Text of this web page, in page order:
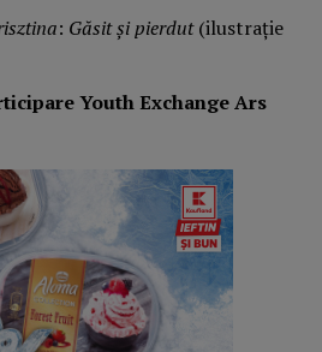
: Găsit și pierdut(ilustrație
Youth Exchange Ars